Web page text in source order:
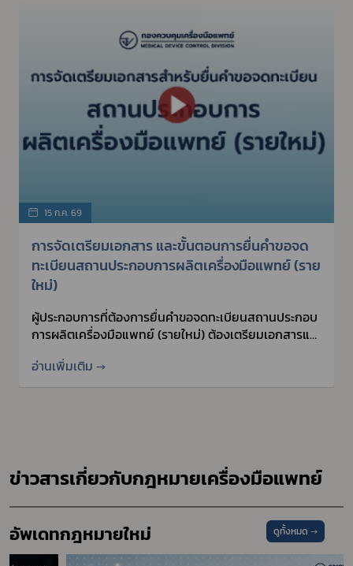
15 ก.ค. 69
การจัดเตรียมเอกสาร และขั้นตอนการยื่นคำขอจด
ทะเบียนสถานประกอบการผลิตเครื่องมือแพทย์ (ราย
ใหม่)
ผู้ประกอบการที่ต้องการยื่นคำขอจดทะเบียนสถานประกอบ
การผลิตเครื่องมือแพทย์ (รายใหม่) ต้องเตรียมเอกสารและ
อ่านเพิ่มเติม →
ข่าวสารเกี่ยวกับกฎหมายเครื่องมือแพทย์
อัพเดทกฎหมายใหม่ ดูทั้งหมด →